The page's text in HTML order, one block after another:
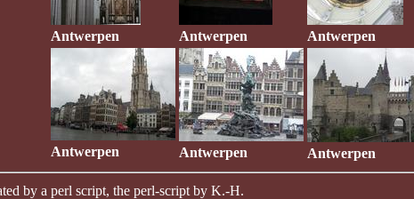
Antwerpen Antwerpen Antwerpen
Antwerpen Antwerpen Antwerpen
by a perl script, the perl-script by K.-H.